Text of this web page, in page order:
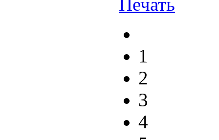
1
2
3
4